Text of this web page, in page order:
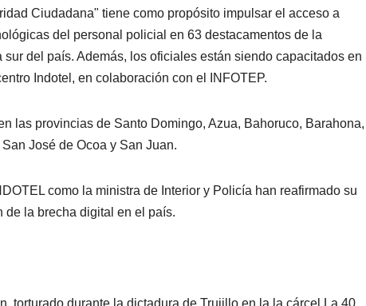
Ciudadana" tiene como propósito impulsar el acceso a
del personal policial en 63 destacamentos de la
del país. Además, los oficiales están siendo capacitados en
Indotel, en colaboración con el INFOTEP.
las provincias de Santo Domingo, Azua, Bahoruco, Barahona,
José de Ocoa y San Juan.
como la ministra de Interior y Policía han reafirmado su
la brecha digital en el país.